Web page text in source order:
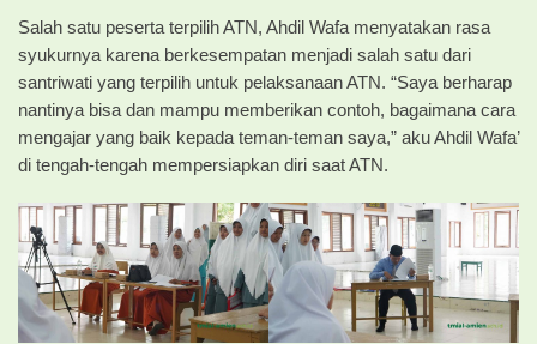
Salah satu peserta terpilih ATN, Ahdil Wafa menyatakan rasa
syukurnya karena berkesempatan menjadi salah satu dari
santriwati yang terpilih untuk pelaksanaan ATN. “Saya berharap
nantinya bisa dan mampu memberikan contoh, bagaimana cara
mengajar yang baik kepada teman-teman saya,” aku Ahdil Wafa’
di tengah-tengah mempersiapkan diri saat ATN.